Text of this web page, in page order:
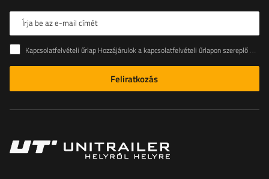
Írja be az e-mail címét
Kapcsolatfelvételi űrlap Hozzájárulok a kapcsolatfelvételi űrlapon szereplő személyes adataimnak az Európai Parlament és a Tanács (EU) rendeletével összhangban történő kezeléséhez
Feliratkozás